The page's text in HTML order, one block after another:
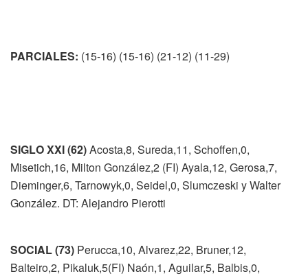
PARCIALES: (15-16) (15-16) (21-12) (11-29)
SIGLO XXI (62)Acosta,8, Sureda,11, Schoffen,0,
Misetich,16, Milton González,2 (FI) Ayala,12, Gerosa,7,
Dieminger,6, Tarnowyk,0, Seidel,0, Slumczeski y Walter
González. DT: Alejandro Pierotti
SOCIAL (73) Perucca,10, Alvarez,22, Bruner,12,
Balteiro,2, Pikaluk,5(FI) Naón,1, Aguilar,5, Balbis,0,